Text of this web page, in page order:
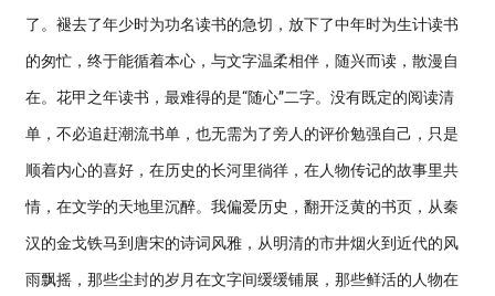
了。褪去了年少时为功名读书的急切，放下了中年时为生计读书
的匆忙，终于能循着本心，与文字温柔相伴，随兴而读，散漫自
在。花甲之年读书，最难得的是“随心”二字。没有既定的阅读清
单，不必追赶潮流书单，也无需为了旁人的评价勉强自己，只是
顺着内心的喜好，在历史的长河里徜徉，在人物传记的故事里共
情，在文学的天地里沉醉。我偏爱历史，翻开泛黄的书页，从秦
汉的金戈铁马到唐宋的诗词风雅，从明清的市井烟火到近代的风
雨飘摇，那些尘封的岁月在文字间缓缓铺展，那些鲜活的人物在